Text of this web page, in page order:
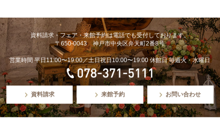
資料請求・フェア・来館予約は電話でも受付しております。
〒650-0043 神戸市中央区弁天町2番8号
営業時間 平日11:00〜19:00／土日祝日10:00〜19:00 休館日 毎週火・水曜日
資料請求 来館予約 お問い合わせ